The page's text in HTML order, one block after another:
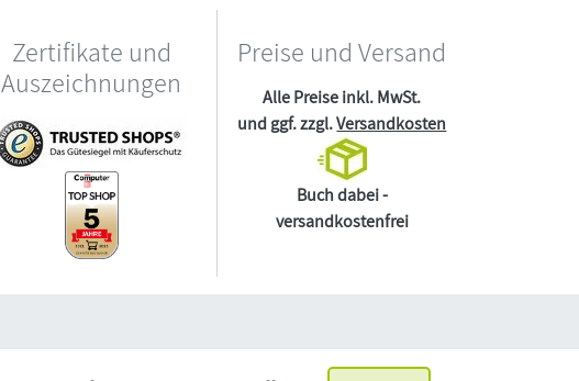
Zertifikate und
Auszeichnungen
Preise und Versand
Alle Preise inkl. MwSt.
und ggf. zzgl.Versandkosten
Buch dabei -
versandkostenfrei